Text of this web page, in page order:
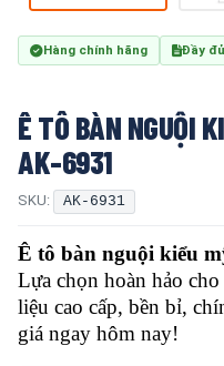
Hàng chính hãng Đầy
Ê TÔ BÀN NGUỘI
AK-6931
SKU: AK-6931
Ê tô bàn nguội kiểu
Lựa chọn hoàn hảo
liệu cao cấp, bền bỉ,
giá ngay hôm nay!